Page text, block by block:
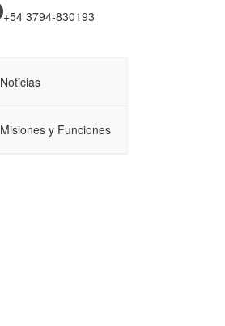
+54 3794-830193
Noticias
Misiones y Funciones